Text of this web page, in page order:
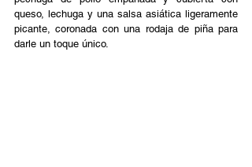
queso, lechuga y una salsa asiática ligeramente
picante, coronada con una rodaja de piña para
darle un toque único.